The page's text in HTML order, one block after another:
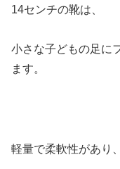
14センチの靴は、
小さな子どもの足に
ます。
軽量で柔軟性があり、